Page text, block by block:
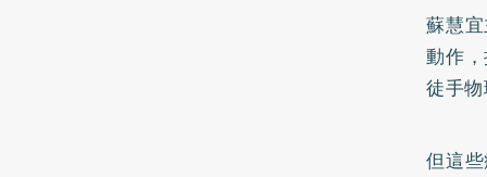
蘇慧
動作
徒手
但這